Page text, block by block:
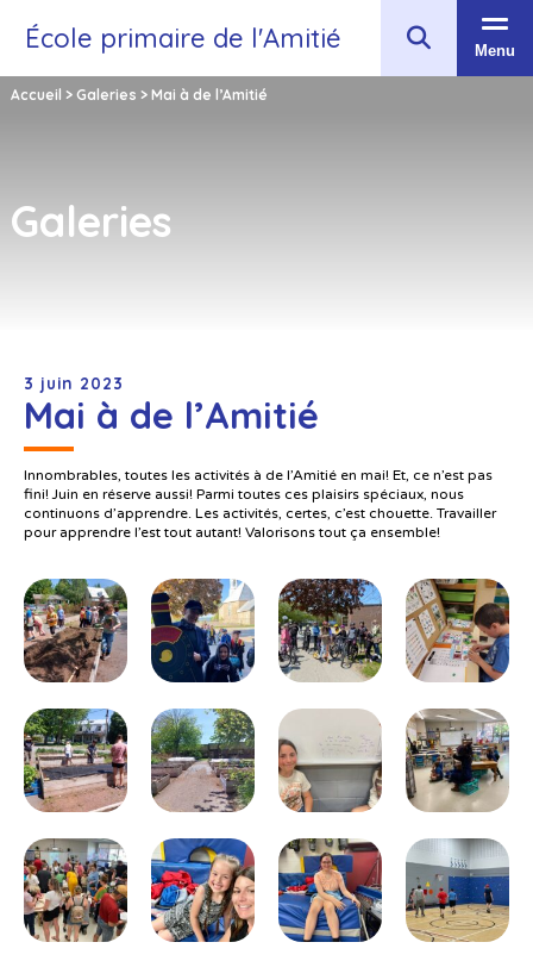
École primaire de l'Amitié Menu
Accueil > Galeries > Mai à de l’Amitié
Galeries
3 juin 2023
Mai à de l’Amitié
Innombrables, toutes les activités à de l’Amitié en mai! Et, ce n’est pas
fini! Juin en réserve aussi! Parmi toutes ces plaisirs spéciaux, nous
continuons d’apprendre. Les activités, certes, c’est chouette. Travailler
pour apprendre l’est tout autant! Valorisons tout ça ensemble!